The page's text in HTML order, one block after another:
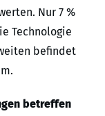
Nur 7 %
Technologie
befindet
betreffen